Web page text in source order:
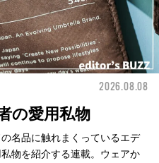
2026.08.08
の愛用私物
名品に触れまくっているエデ
物を紹介する連載。ウェアか